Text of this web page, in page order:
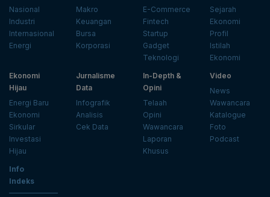
Nasional
Industri
Internasional
Energi
Makro
Keuangan
Bursa
Korporasi
E-Commerce
Fintech
Startup
Gadget
Teknologi
Sejarah
Ekonomi
Profil
Istilah
Ekonomi
Ekonomi
Hijau
Energi Baru
Ekonomi
Sirkular
Investasi
Hijau
Jurnalisme
Data
Infografik
Analisis
Cek Data
In-Depth &
Opini
Telaah
Opini
Wawancara
Laporan
Khusus
Video
News
Wawancara
Katalogue
Foto
Podcast
Info
Indeks